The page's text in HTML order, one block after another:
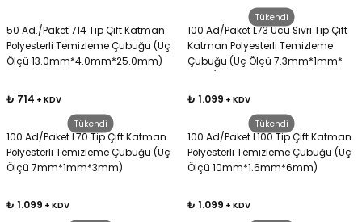
50 Ad./Paket 714 Tip Çift Katman
Polyesterli Temizleme Çubuğu (Uç
Ölçü 13.0mm*4.0mm*25.0mm)
₺ 714 + KDV
Tükendi
100 Ad/Paket L73 Ucu Sivri Tip Çift
Katman Polyesterli Temizleme
Çubuğu (Uç Ölçü 7.3mm*1mm*
₺ 1.099 + KDV
Tükendi
100 Ad/Paket L70 Tip Çift Katman
Polyesterli Temizleme Çubuğu (Uç
Ölçü 7mm*1mm*3mm)
₺ 1.099 + KDV
Tükendi
100 Ad/Paket L100 Tip Çift Katman
Polyesterli Temizleme Çubuğu (Uç
Ölçü 10mm*1.6mm*6mm)
₺ 1.099 + KDV